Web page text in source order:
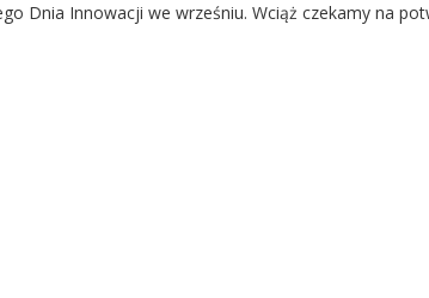
Dnia Innowacji we wrześniu. Wciąż czekamy na